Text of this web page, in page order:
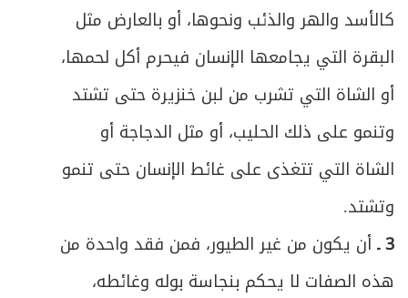
كالأسد والهر والذئب ونحوها، أو بالعارض مثل
البقرة التي يجامعها الإنسان فيحرم أكل لحمها،
أو الشاة التي تشرب من لبن خنزيرة حتى تشتد
وتنمو على ذلك الحليب، أو مثل الدجاجة أو
الشاة التي تتغذى على غائط الإنسان حتى تنمو
وتشتد.
3 ـ أن يكون من غير الطيور، فمن فقد واحدة من
هذه الصفات لا يحكم بنجاسة بوله وغائطه،
76 العاشر ـ الإسلام
ص
77 الحادي عشر ـ زوال عين النجاسة
ص
78 الثاني عشر ـ استبراء الجلال
ص
79 خاتمة ـ في أحكام التخلي
ص
87 الفصل الثاني: في الوضوء
89 المبحث الأول ـ في الحدث الأصغر